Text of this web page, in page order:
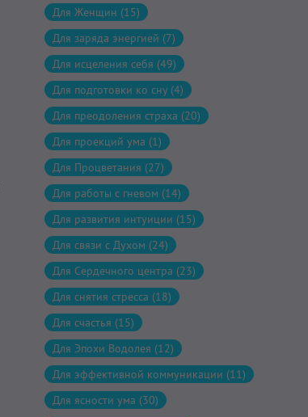
Для Женщин (15)
Для заряда энергией (7)
Для исцеления себя (49)
Для подготовки ко сну (4)
Для преодоления страха (20)
Для проекций ума (1)
Для Процветания (27)
Для работы с гневом (14)
Для развития интуиции (15)
Для связи с Духом (24)
Для Сердечного центра (23)
Для снятия стресса (18)
Для счастья (15)
Для Эпохи Водолея (12)
Для эффективной коммуникации (11)
Для ясности ума (30)